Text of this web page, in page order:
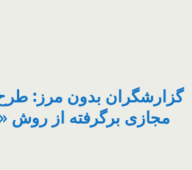
گزارشگران بدون مرز:
مجازی برگرفته از روش